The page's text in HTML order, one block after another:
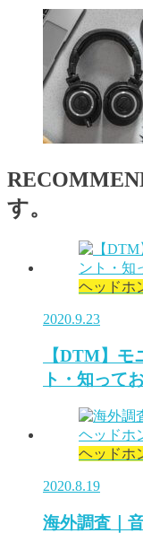
す。
ヘッドホ
2020.9.23
【DTM】
ト・知って
ヘッドホ
2020.8.19
海外調査｜